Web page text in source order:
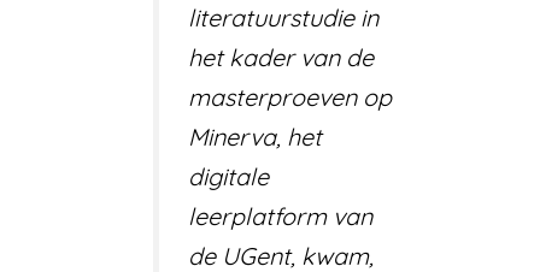
literatuurstudie in
het kader van de
masterproeven op
Minerva, het
digitale
leerplatform van
de UGent, kwam,